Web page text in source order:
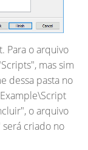
Para o arquivo
mas sim
dessa pasta no
\Script
o arquivo
criado no